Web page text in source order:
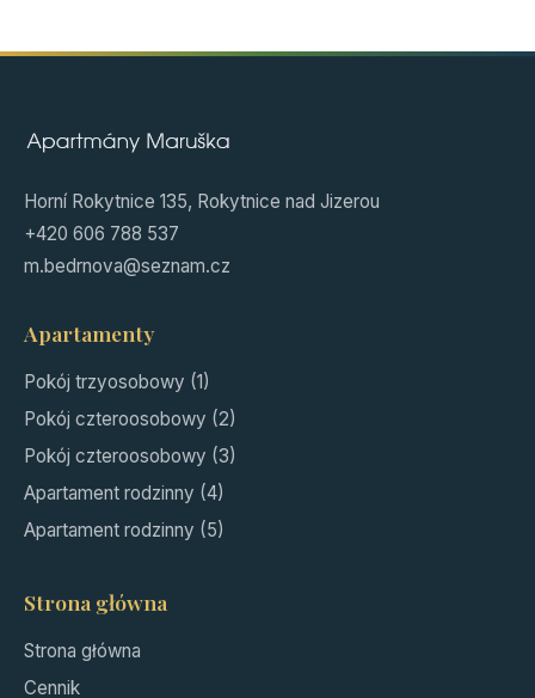
Horní Rokytnice 135, Rokytnice nad Jizerou
+420 606 788 537
m.bedrnova@seznam.cz
Apartamenty
Pokój trzyosobowy (1)
Pokój czteroosobowy (2)
Pokój czteroosobowy (3)
Apartament rodzinny (4)
Apartament rodzinny (5)
Strona główna
Strona główna
Cennik